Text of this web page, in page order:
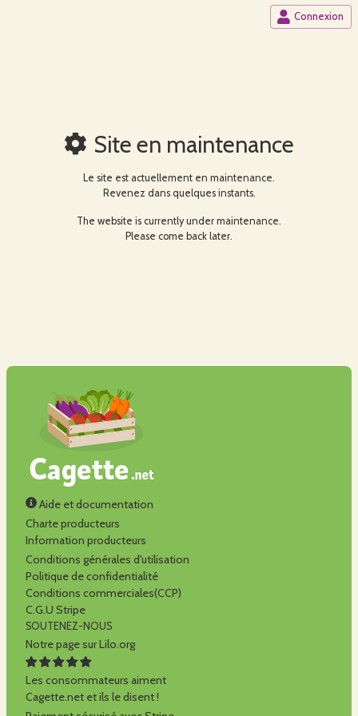
Connexion
Site en maintenance
Le site est actuellement en maintenance.
Revenez dans quelques instants.
The website is currently under maintenance.
Please come back later.
Aide et documentation
Charte producteurs
Information producteurs
Conditions générales d'utilisation
Politique de confidentialité
Conditions commerciales(CCP)
C.G.U Stripe
SOUTENEZ-NOUS
Notre page sur Lilo.org
Les consommateurs aiment
Cagette.net et ils le disent !